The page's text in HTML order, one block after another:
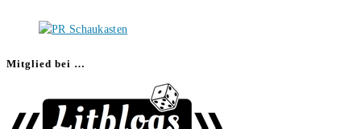
Mitglied bei …